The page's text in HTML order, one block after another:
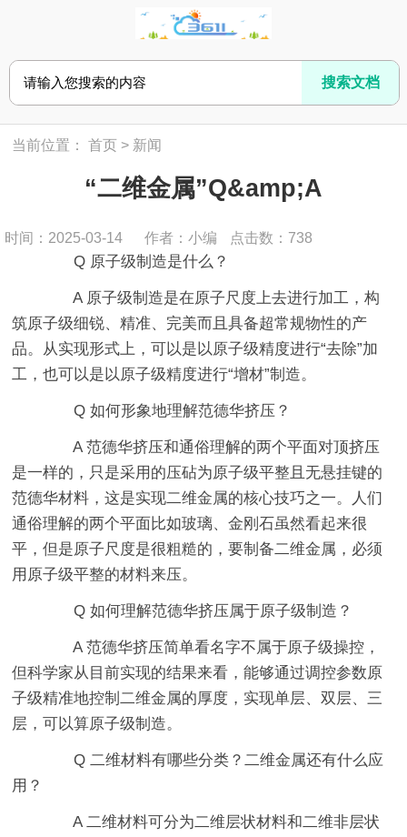
当前位置：首页 > 新闻
“二维金属”Q&amp;A
时间：2025-03-14 作者：小编 点击数： 738
Q 原子级制造是什么？
A 原子级制造是在原子尺度上去进行加工，构
筑原子级细锐、精准、完美而且具备超常规物性的产
品。从实现形式上，可以是以原子级精度进行“去除”加
工，也可以是以原子级精度进行“增材”制造。
Q 如何形象地理解范德华挤压？
A 范德华挤压和通俗理解的两个平面对顶挤压
是一样的，只是采用的压砧为原子级平整且无悬挂键的
范德华材料，这是实现二维金属的核心技巧之一。人们
通俗理解的两个平面比如玻璃、金刚石虽然看起来很
平，但是原子尺度是很粗糙的，要制备二维金属，必须
用原子级平整的材料来压。
Q 如何理解范德华挤压属于原子级制造？
A 范德华挤压简单看名字不属于原子级操控，
但科学家从目前实现的结果来看，能够通过调控参数原
子级精准地控制二维金属的厚度，实现单层、双层、三
层，可以算原子级制造。
Q 二维材料有哪些分类？二维金属还有什么应
用？
A 二维材料可分为二维层状材料和二维非层状